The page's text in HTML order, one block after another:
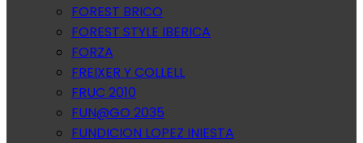
FOREST BRICO
FOREST STYLE IBERICA
FORZA
FREIXER Y COLLELL
FRUC 2010
FUN@GO 2035
FUNDICION LOPEZ INIESTA